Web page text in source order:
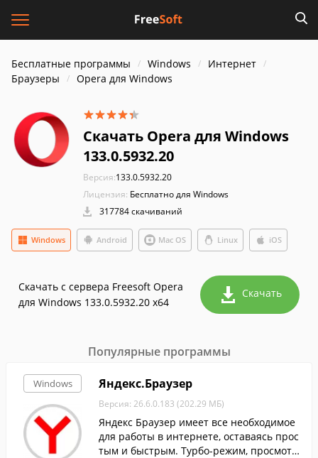
Бесплатные программы Windows
Интернет
Браузеры
Opera для Windows
Скачать Opera для Windows
133.0.5932.20
Версия:133.0.5932.20
Лицензия: Бесплатно для Windows
317784 скачиваний
Windows Android Mac OS Linux iOS
Скачать с сервера Freesoft Opera
для Windows 133.0.5932.20 x64
Скачать
Популярные программы
Windows Яндекс.Браузер
Версия: 26.6.0.183 (202.29 МБ)
Яндекс Браузер имеет все необходимое
для работы в интернете, оставаясь прос
тым и быстрым. Турбо-режим, просмотр